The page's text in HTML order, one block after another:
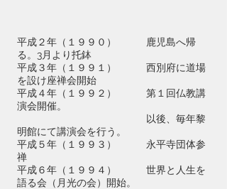
平成２年（１９９０） 鹿児島へ帰
る。3月より托鉢
平成３年（１９９１） 西別府に道場
を設け座禅会開始
平成４年（１９９２） 第１回仏教講
演会開催。
以後、毎年黎
明館にて講演会を行う。
平成５年（１９９３） 永平寺団体参
禅
平成６年（１９９４） 世界と人生を
語る会（月光の会）開始。